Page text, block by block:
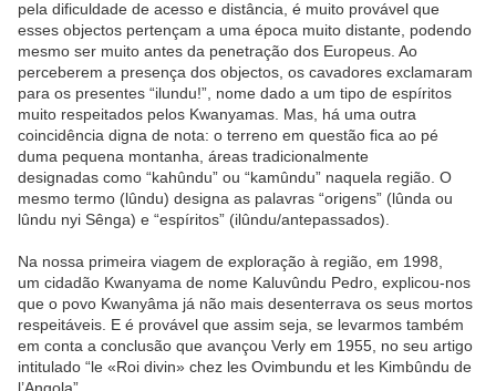
pela dificuldade de acesso e distância, é muito provável que
esses objectos pertençam a uma época muito distante, podendo
mesmo ser muito antes da penetração dos Europeus. Ao
perceberem a presença dos objectos, os cavadores exclamaram
para os presentes “ilundu!”, nome dado a um tipo de espíritos
muito respeitados pelos Kwanyamas. Mas, há uma outra
coincidência digna de nota: o terreno em questão fica ao pé
duma pequena montanha, áreas tradicionalmente
designadas como “kahûndu” ou “kamûndu” naquela região. O
mesmo termo (lûndu) designa as palavras “origens” (lûnda ou
lûndu nyi Sênga) e “espíritos” (ilûndu/antepassados).
Na nossa primeira viagem de exploração à região, em 1998,
um cidadão Kwanyama de nome Kaluvûndu Pedro, explicou-nos
que o povo Kwanyâma já não mais desenterrava os seus mortos
respeitáveis. E é provável que assim seja, se levarmos também
em conta a conclusão que avançou Verly em 1955, no seu artigo
intitulado “le «Roi divin» chez les Ovimbundu et les Kimbûndu de